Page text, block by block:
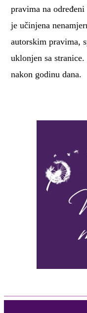
pravima na
je učinjena
autorskim pravima,
uklonjen sa
nakon godinu dana.